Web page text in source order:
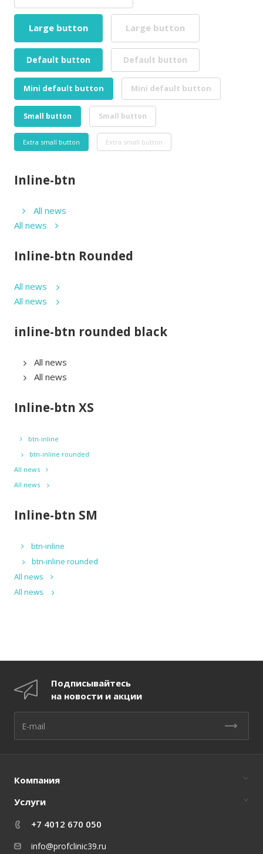
Large button Large button
Default button Default button
Mini default button Mini default button
Small button Small button
Extra small button Extra small button
Inline-btn
All news
All news
Inline-btn Rounded
All news
All news
inline-btn rounded black
All news
All news
Inline-btn XS
btn-inline
btn-inline rounded
All news
All news
Inline-btn SM
btn-inline
btn-inline rounded
All news
All news
Подписывайтесь
на новости и акции
Компания
Услуги
+7 4012 670 050
info@profclinic39.ru